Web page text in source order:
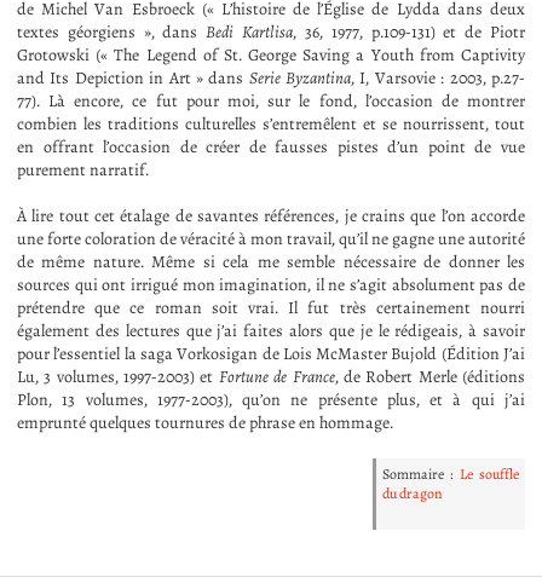
de Michel Van Esbroeck (« L’histoire de l’Église de Lydda dans deux
textes géorgiens », dansBedi Kartlisa, 36, 1977, p.109-131) et de Piotr
Grotowski (« The Legend of St. George Saving a Youth from Captivity
and Its Depiction in Art » dans Serie Byzantina, I, Varsovie : 2003, p.27-
77). Là encore, ce fut pour moi, sur le fond, l’occasion de montrer
combien les traditions culturelles s’entremêlent et se nourrissent, tout
en offrant l’occasion de créer de fausses pistes d’un point de vue
purement narratif.
À lire tout cet étalage de savantes références, je crains que l’on accorde
une forte coloration de véracité à mon travail, qu’il ne gagne une autorité
de même nature. Même si cela me semble nécessaire de donner les
sources qui ont irrigué mon imagination, il ne s’agit absolument pas de
prétendre que ce roman soit vrai. Il fut très certainement nourri
également des lectures que j’ai faites alors que je le rédigeais, à savoir
pour l’essentiel la saga Vorkosigan de Lois McMaster Bujold (Édition J’ai
Lu, 3 volumes, 1997-2003) et Fortune de France, de Robert Merle (éditions
Plon, 13 volumes, 1977-2003), qu’on ne présente plus, et à qui j’ai
emprunté quelques tournures de phrase en hommage.
Sommaire : Le souffle
du dragon